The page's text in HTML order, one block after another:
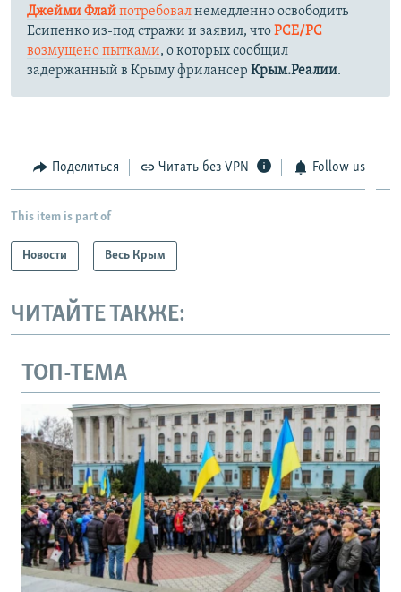
Джейми Флайпотребовалнемедленно освободить
Есипенко из-под стражи и заявил, чтоРСЕ/РС
возмущено пытками, о которых сообщил
задержанный в Крыму фрилансер Крым.Реалии.
Поделиться Читать без VPN Follow us
This item is part of
Новости Весь Крым
ЧИТАЙТЕ ТАКЖЕ:
ТОП-ТЕМА